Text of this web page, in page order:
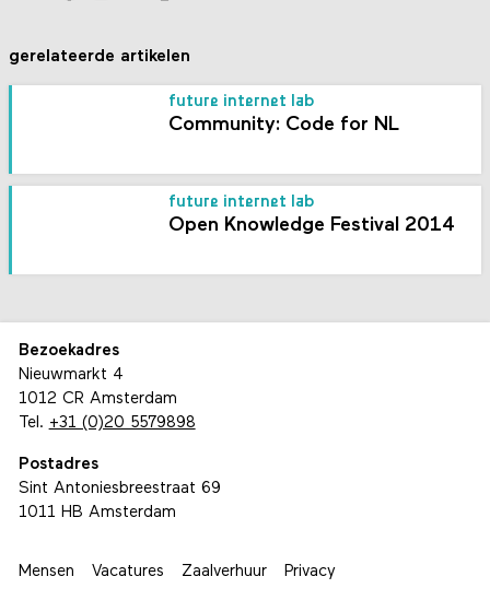
gerelateerde artikelen
future internet lab
Community: Code for NL
future internet lab
Open Knowledge Festival 2014
Bezoekadres
Nieuwmarkt 4
1012 CR Amsterdam
Tel. +31 (0)20 5579898
Postadres
Sint Antoniesbreestraat 69
1011 HB Amsterdam
Mensen Vacatures Zaalverhuur Privacy